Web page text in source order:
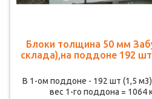
Блоки толщина 50 мм
склада),на поддоне 192
В 1-ом поддоне - 192 шт (1,5 м3),
вес 1-го поддона = 1064